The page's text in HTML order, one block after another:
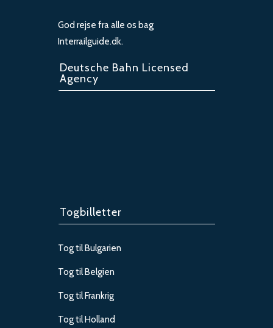
God rejse fra alle os bag
Interrailguide.dk.
Deutsche Bahn Licensed
Agency
Togbilletter
Tog til Bulgarien
Tog til Belgien
Tog til Frankrig
Tog til Holland